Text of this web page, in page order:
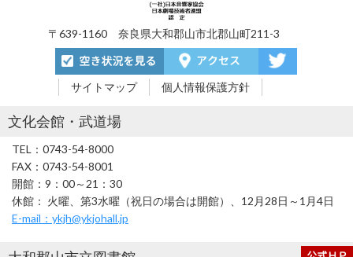
〒639-1160 奈良県大和郡山市北郡山町211-3
サイトマップ 個人情報保護方針
文化会館・武道場
TEL：0743-54-8000
FAX：0743-54-8001
開館：9：00～21：30
休館： 火曜、第3水曜（祝日の場合は開館）、12月28日～1月4日
E-mail：ykjh@ykjohall.jp